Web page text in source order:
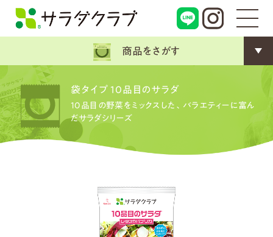
商品をさがす
袋タイプ 10品目のサラダ
10品目の野菜をミックスした、バラエティーに富ん
だサラダシリーズ